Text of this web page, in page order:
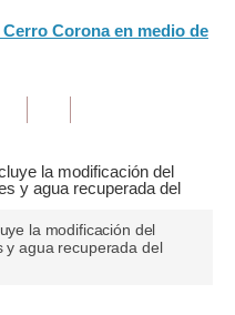
Corona en medio de
la modificación del
y agua recuperada del